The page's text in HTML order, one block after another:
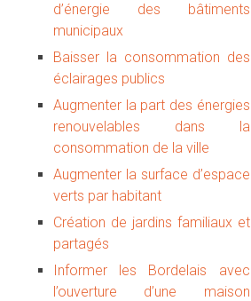
d’énergie des bâtiments
municipaux
Baisser la consommation des
éclairages publics
Augmenter la part des énergies
renouvelables dans la
consommation de la ville
Augmenter la surface d’espace
verts par habitant
Création de jardins familiaux et
partagés
Informer les Bordelais avec
l’ouverture d’une maison